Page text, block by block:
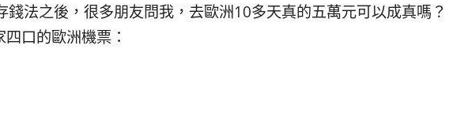
錢法之後，很多朋友問我，去歐洲10多天真的五萬元可以成真嗎？
口的歐洲機票：